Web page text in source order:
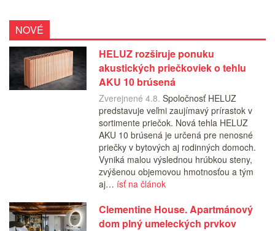
NOVÉ
HELUZ rozširuje ponuku
akustických priečkoviek o tehlu
AKU 10 brúsená
Zverejnené 4.8. Spoločnosť HELUZ
predstavuje veľmi zaujímavý prírastok v
sortimente priečok. Nová tehla HELUZ
AKU 10 brúsená je určená pre nenosné
priečky v bytových aj rodinných domoch.
Vyniká malou výslednou hrúbkou steny,
zvýšenou objemovou hmotnosťou a tým
aj… ísť na článok
Clementine House. Apartmánový
dom plný umeleckých prvkov